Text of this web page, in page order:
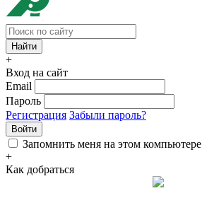
+
Вход на сайт
Email
Пароль
Регистрация Забыли пароль?
Войти
Запомнить меня на этом компьютере
+
Как добраться